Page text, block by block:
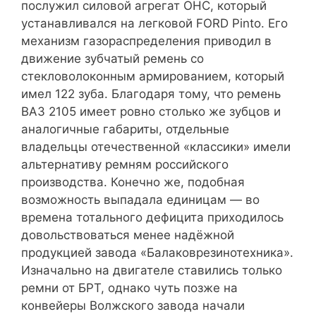
послужил силовой агрегат OHC, который
устанавливался на легковой FORD Pinto. Его
механизм газораспределения приводил в
движение зубчатый ремень со
стекловолоконным армированием, который
имел 122 зуба. Благодаря тому, что ремень
ВАЗ 2105 имеет ровно столько же зубцов и
аналогичные габариты, отдельные
владельцы отечественной «классики» имели
альтернативу ремням российского
производства. Конечно же, подобная
возможность выпадала единицам — во
времена тотального дефицита приходилось
довольствоваться менее надёжной
продукцией завода «Балаковрезинотехника».
Изначально на двигателе ставились только
ремни от БРТ, однако чуть позже на
конвейеры Волжского завода начали